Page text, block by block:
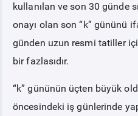
SERBEST TÜKETİCİ
MALİ UZLAŞTIRMA
TEMİNAT
kullanılan ve son 30 günde
onayı olan son “k” gününü
günden uzun resmi tatiller
bir fazlasıdır.
“k” gününün üçten büyük
öncesindeki iş günlerinde